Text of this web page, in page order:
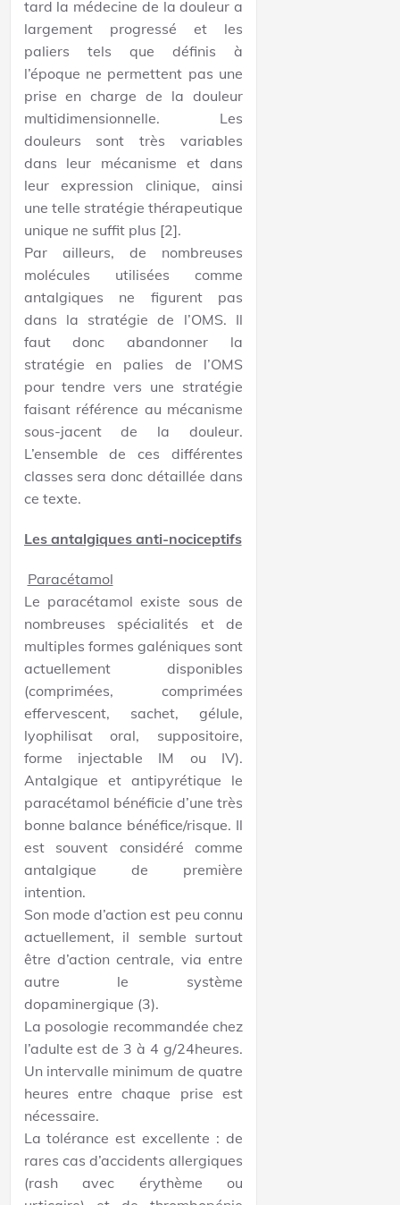
tard la médecine de la douleur a
largement progressé et les
paliers tels que définis à
l’époque ne permettent pas une
prise en charge de la douleur
multidimensionnelle. Les
douleurs sont très variables
dans leur mécanisme et dans
leur expression clinique, ainsi
une telle stratégie thérapeutique
unique ne suffit plus [2].
Par ailleurs, de nombreuses
molécules utilisées comme
antalgiques ne figurent pas
dans la stratégie de l’OMS. Il
faut donc abandonner la
stratégie en palies de l’OMS
pour tendre vers une stratégie
faisant référence au mécanisme
sous-jacent de la douleur.
L’ensemble de ces différentes
classes sera donc détaillée dans
ce texte.
Les antalgiques anti-nociceptifs
Paracétamol
Le paracétamol existe sous de
nombreuses spécialités et de
multiples formes galéniques sont
actuellement disponibles
(comprimées, comprimées
effervescent, sachet, gélule,
lyophilisat oral, suppositoire,
forme injectable IM ou IV).
Antalgique et antipyrétique le
paracétamol bénéficie d’une très
bonne balance bénéfice/risque. Il
est souvent considéré comme
antalgique de première
intention.
Son mode d’action est peu connu
actuellement, il semble surtout
être d’action centrale, via entre
autre le système
dopaminergique (3).
La posologie recommandée chez
l’adulte est de 3 à 4 g/24heures.
Un intervalle minimum de quatre
heures entre chaque prise est
nécessaire.
La tolérance est excellente : de
rares cas d’accidents allergiques
(rash avec érythème ou